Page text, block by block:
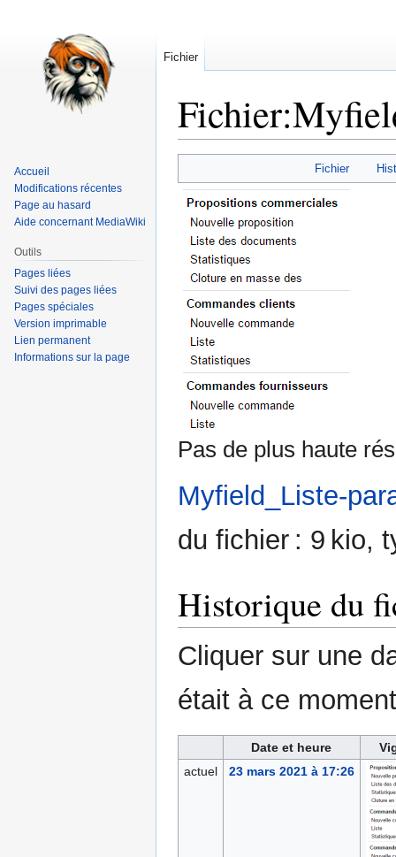
Fichier:
à
navigation
à
recherche
Fichier
Pas de plus haute
Myfield_Liste-
du fichier : 9 kio,
Historique du
Cliquer sur une
était à ce
Date et heure
actuel
23 mars 2021 à 17:26
Fichier
Accueil
Modifications récentes
Page au hasard
Aide concernant MediaWiki
Outils
Pages liées
Suivi des pages liées
Pages spéciales
Version imprimable
Lien permanent
Informations sur la page